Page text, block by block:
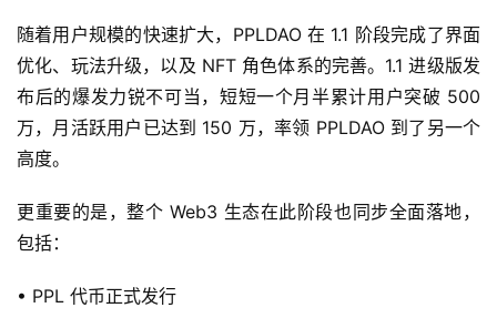
随着用户规模的快速扩大，PPLDAO 在 1.1 阶段完成了界面
优化、玩法升级，以及 NFT 角色体系的完善。1.1 进级版发
布后的爆发力锐不可当，短短一个月半累计用户突破 500
万，月活跃用户已达到 150 万，率领 PPLDAO 到了另一个
高度。
更重要的是，整个 Web3 生态在此阶段也同步全面落地，
包括：
• PPL 代币正式发行